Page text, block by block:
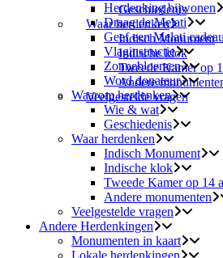
Geschiedenis
Waar herdenken
Indisch Monument
Indische klok
Tweede Kamer op
Andere
Veelgestelde vragen
Herdenking bijwonen
Draag de Melati
Geef een Melati cadeau
Vlaginstructie
Zonnebloemen
Word donateur
Waarom herdenken
Wie & wat
Geschiedenis
Waar herdenken
Indisch Monument
Indische klok
Tweede Kamer op 14
Andere monumenten
Veelgestelde vragen
Andere Herdenkingen
Monumenten in kaart
Lokale herdenkingen